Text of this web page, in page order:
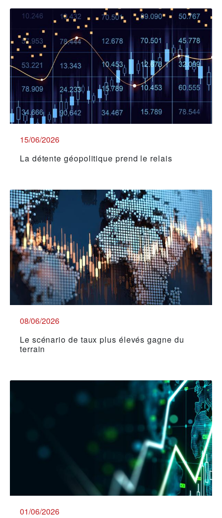
15/06/2026
La détente géopolitique prend le relais
08/06/2026
Le scénario de taux plus élevés gagne du
terrain
01/06/2026